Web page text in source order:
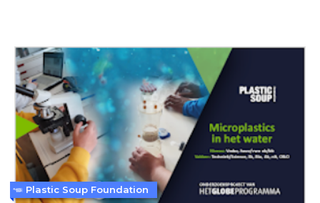
Plastic Soup Foundation